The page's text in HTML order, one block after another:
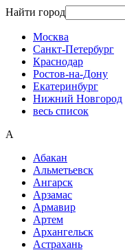
Найти город
Москва
Санкт-Петербург
Краснодар
Ростов-на-Дону
Екатеринбург
Нижний Новгород
весь список
А
Абакан
Альметьевск
Ангарск
Арзамас
Армавир
Артем
Архангельск
Астрахань